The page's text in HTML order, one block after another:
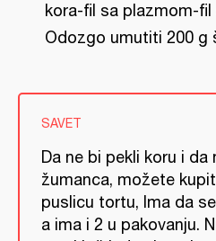
kora-fil sa plazmom-
Odozgo umutiti 200 g
SAVET
Da ne bi pekli koru i da
žumanca, možete
puslicu tortu, Ima da
a ima i 2 u pakovanju.